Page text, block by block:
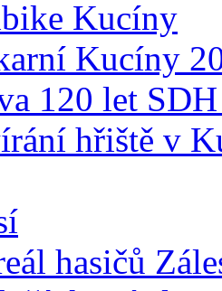
Kucíny
Kucíny
120 let
hřiště v
hasičů